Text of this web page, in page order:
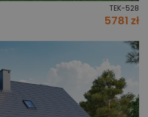
TEK-528
5781 zł